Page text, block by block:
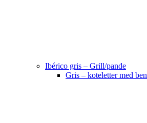
Ibérico gris – Grill/pande
Gris – koteletter med ben